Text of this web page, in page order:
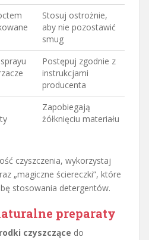
Stosuj ostrożnie,
aby nie pozostawić
smug
Postępuj zgodnie z
instrukcjami
producenta
Zapobiegają
żółknięciu materiału
czyszczenia, wykorzystaj
„magiczne ściereczki”, które
stosowania detergentów.
preparaty
czyszczące do